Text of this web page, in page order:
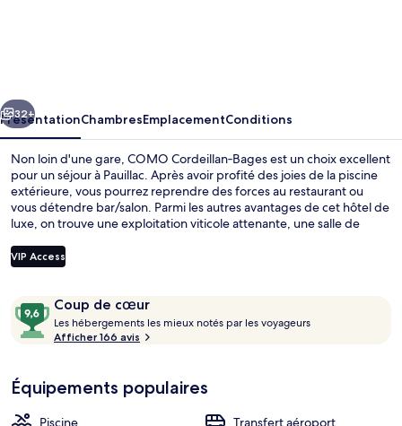
Suivant
32+
PrésentationChambresEmplacementConditions
Non loin d'une gare, COMO Cordeillan‑Bages est un choix excellent
pour un séjour à Pauillac. Après avoir profité des joies de la piscine
extérieure, vous pourrez reprendre des forces au restaurant ou
vous détendre bar/salon. Parmi les autres avantages de cet hôtel de
luxe, on trouve une exploitation viticole attenante, une salle de
VIP Access
Avis
voyageurs
Coup de cœur
9,6
sur
10,
cœur
Les hébergements les mieux notés par les voyageurs
b
Afficher 166 avis
Équipements populaires
Piscine
Transfert aéroport